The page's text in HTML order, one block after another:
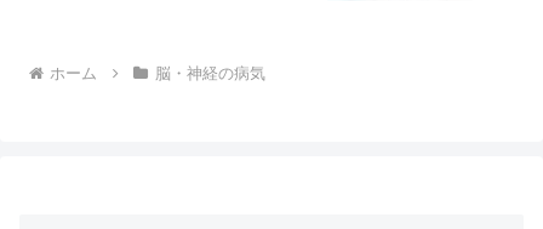
ホーム 脳・神経の病気